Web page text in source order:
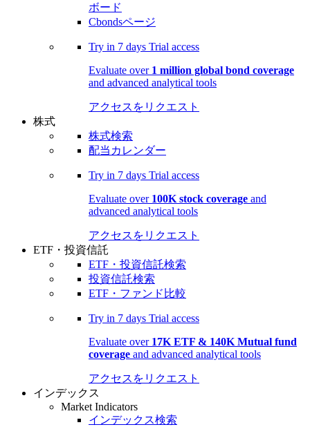
ボード
Cbondsページ
Try in 7 days Trial access
Evaluate over 1 million global bond coverage
and advanced analytical tools
アクセスをリクエスト
株式
株式検索
配当カレンダー
Try in 7 days Trial access
Evaluate over 100K stock coverage and
advanced analytical tools
アクセスをリクエスト
ETF・投資信託
ETF・投資信託検索
投資信託検索
ETF・ファンド比較
Try in 7 days Trial access
Evaluate over 17K ETF & 140K Mutual fund
coverage and advanced analytical tools
アクセスをリクエスト
インデックス
Market Indicators
インデックス検索